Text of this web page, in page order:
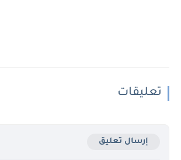
تعليقات
إرسال تعليق